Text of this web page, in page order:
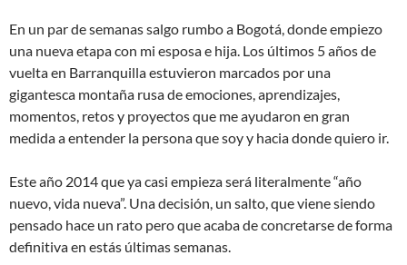
En un par de semanas salgo rumbo a Bogotá, donde empiezo
una nueva etapa con mi esposa e hija. Los últimos 5 años de
vuelta en Barranquilla estuvieron marcados por una
gigantesca montaña rusa de emociones, aprendizajes,
momentos, retos y proyectos que me ayudaron en gran
medida a entender la persona que soy y hacia donde quiero ir.
Este año 2014 que ya casi empieza será literalmente “año
nuevo, vida nueva”. Una decisión, un salto, que viene siendo
pensado hace un rato pero que acaba de concretarse de forma
definitiva en estás últimas semanas.